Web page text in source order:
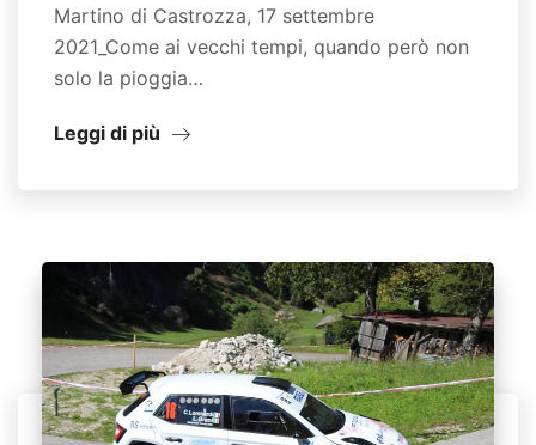
Martino di Castrozza, 17 settembre
2021_Come ai vecchi tempi, quando però non
solo la pioggia…
Leggi di più